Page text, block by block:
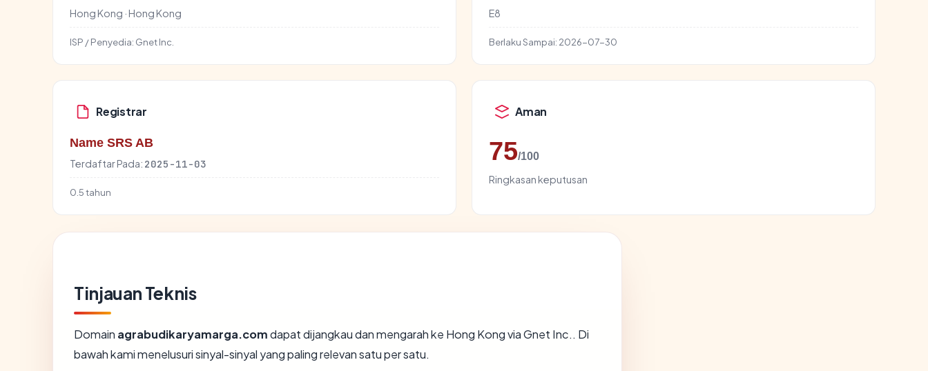
Hong Kong · Hong Kong
ISP / Penyedia: Gnet Inc.
E8
Berlaku Sampai: 2026-07-30
Registrar
Name SRS AB
Terdaftar Pada: 2025-11-03
0.5 tahun
Aman
75/100
Ringkasan keputusan
Tinjauan Teknis
Domain agrabudikaryamarga.comdapat dijangkau dan mengarah ke Hong Kong via Gnet Inc.. Di
bawah kami menelusuri sinyal-sinyal yang paling relevan satu per satu.